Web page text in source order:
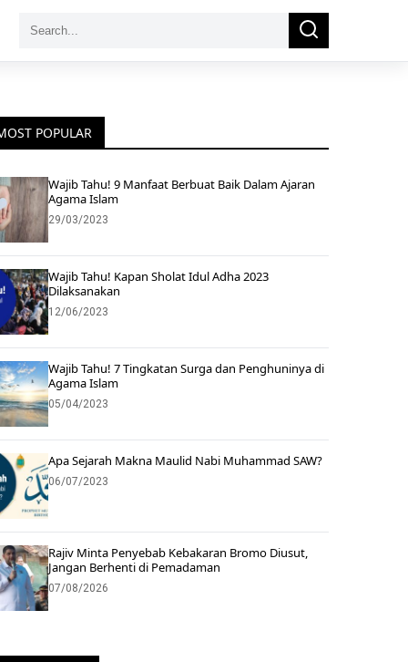
Search
Search
POPULAR
Wajib Tahu! 9 Manfaat Berbuat Baik Dalam Ajaran
Agama Islam
29/03/2023
Wajib Tahu! Kapan Sholat Idul Adha 2023
Dilaksanakan
12/06/2023
Wajib Tahu! 7 Tingkatan Surga dan Penghuninya di
Agama Islam
05/04/2023
Apa Sejarah Makna Maulid Nabi Muhammad SAW?
06/07/2023
Rajiv Minta Penyebab Kebakaran Bromo Diusut,
Jangan Berhenti di Pemadaman
07/08/2026